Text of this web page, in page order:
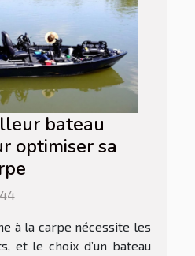
bateau
optimiser sa
à la carpe nécessite les
et le choix d’un bateau